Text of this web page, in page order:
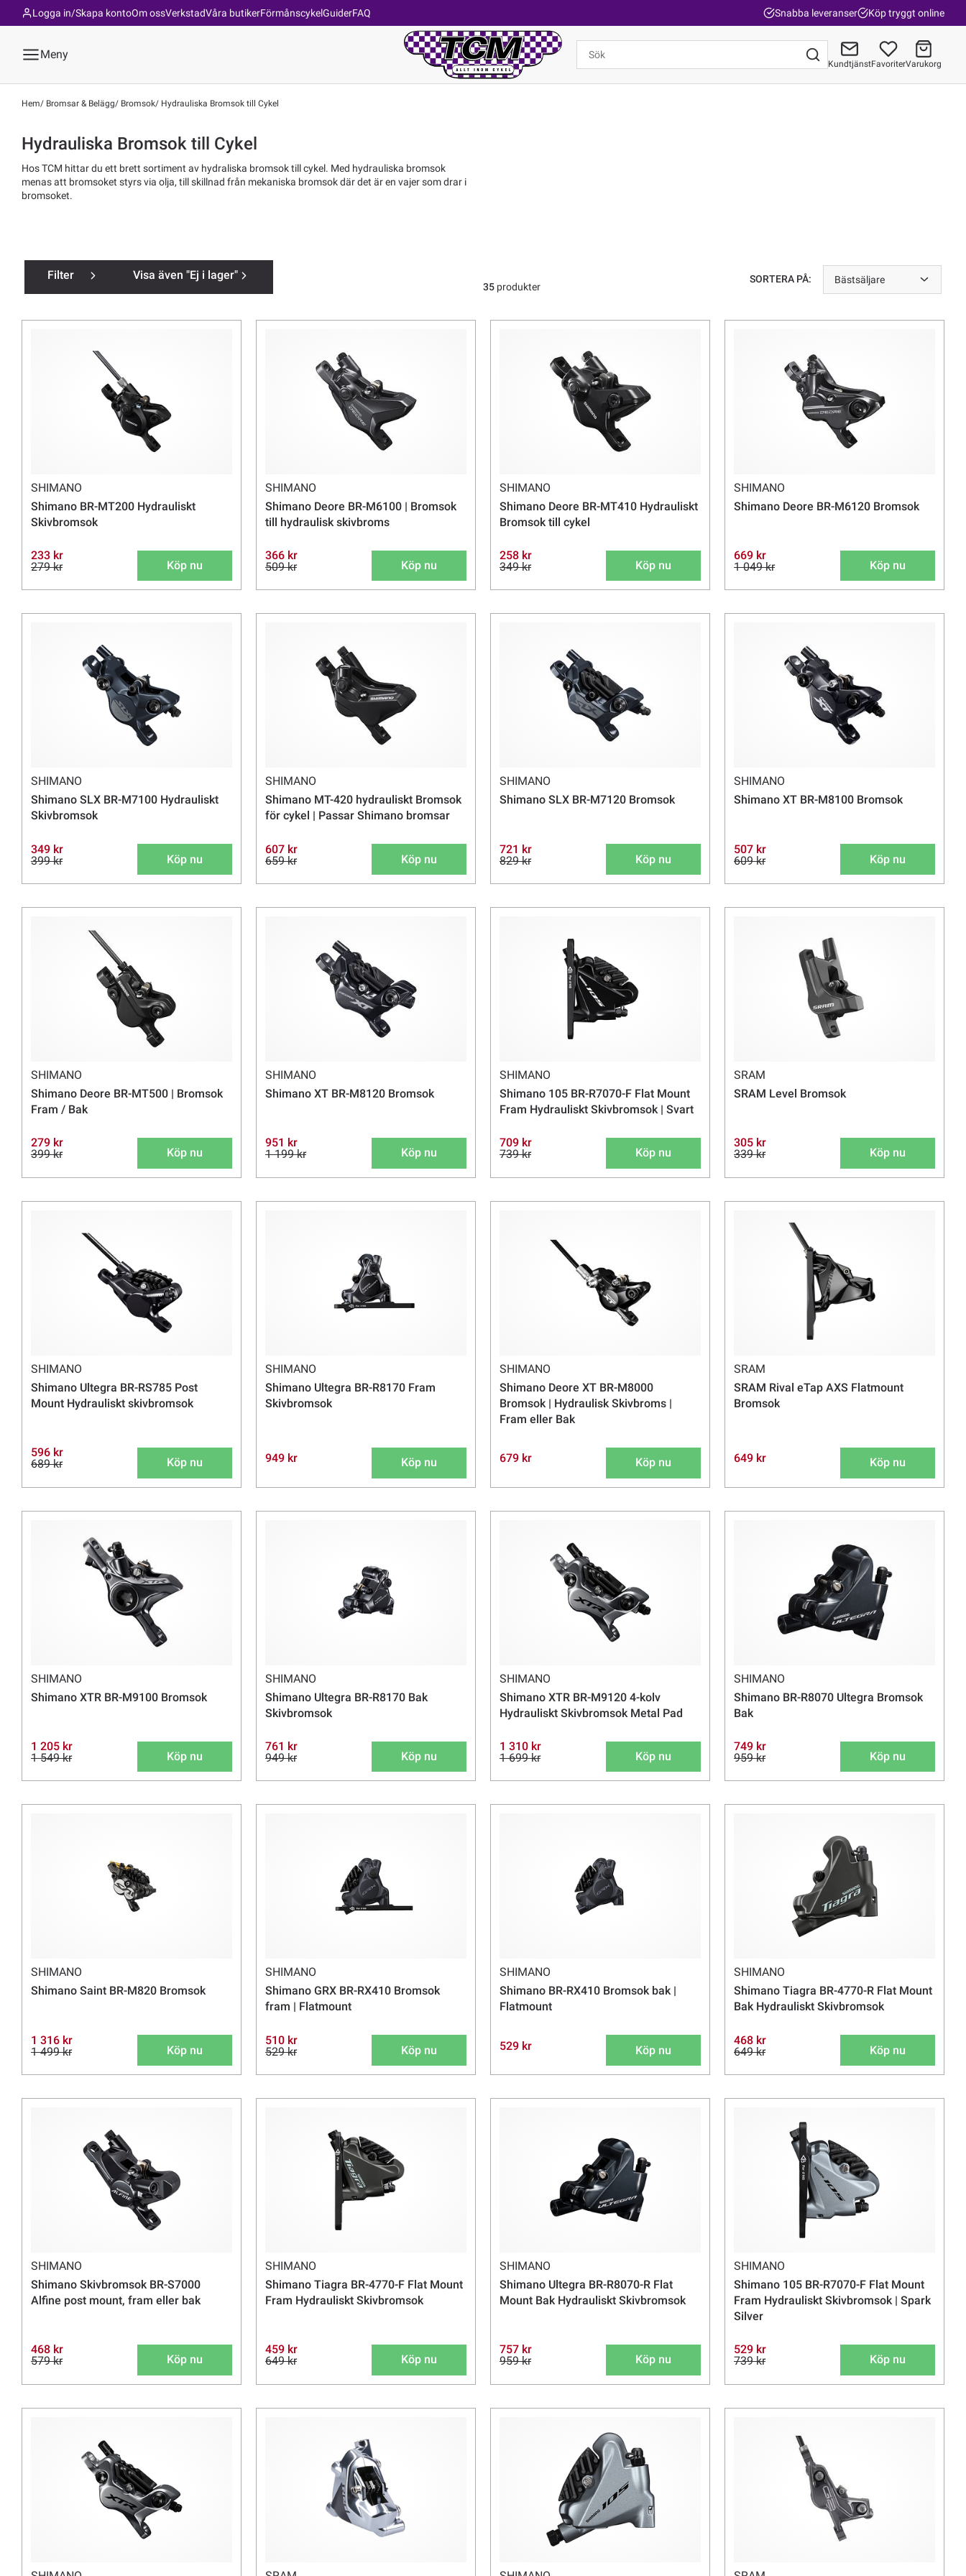
Om ossVerkstadVåra butikerFörmånscykelGuiderFAQ
Logga in/Skapa konto Snabba leveranser Köp tryggt online
Meny
KundtjänstFavoriterVarukorg
Hem Bromsar & Belägg Bromsok Hydrauliska Bromsok till Cykel
Hydrauliska Bromsok till Cykel
Hos TCM hittar du ett brett sortiment av hydraliska bromsok till cykel. Med hydrauliska bromsok
menas att bromsoket styrs via olja, till skillnad från mekaniska bromsok där det är en vajer som drar i
bromsoket.
Filter Visa även "Ej i lager" SORTERA PÅ: Bästsäljare
35produkter
SHIMANO
Shimano BR-MT200 Hydrauliskt
Skivbromsok
233 kr
279 kr
Köp nu
SHIMANO
Shimano Deore BR-M6100 | Bromsok
till hydraulisk skivbroms
366 kr
509 kr
Köp nu
SHIMANO
Shimano Deore BR-MT410 Hydrauliskt
Bromsok till cykel
258 kr
349 kr
Köp nu
SHIMANO
Shimano Deore BR-M6120 Bromsok
669 kr
1 049 kr
Köp nu
SHIMANO
Shimano SLX BR-M7100 Hydrauliskt
Skivbromsok
349 kr
399 kr
Köp nu
SHIMANO
Shimano MT-420 hydrauliskt Bromsok
för cykel | Passar Shimano bromsar
607 kr
659 kr
Köp nu
SHIMANO
Shimano SLX BR-M7120 Bromsok
721 kr
829 kr
Köp nu
SHIMANO
Shimano XT BR-M8100 Bromsok
507 kr
609 kr
Köp nu
SHIMANO
Shimano Deore BR-MT500 | Bromsok
Fram / Bak
279 kr
399 kr
Köp nu
SHIMANO
Shimano XT BR-M8120 Bromsok
951 kr
1 199 kr
Köp nu
SHIMANO
Shimano 105 BR-R7070-F Flat Mount
Fram Hydrauliskt Skivbromsok | Svart
709 kr
739 kr
Köp nu
SRAM
SRAM Level Bromsok
305 kr
339 kr
Köp nu
SHIMANO
Shimano Ultegra BR-RS785 Post
Mount Hydrauliskt skivbromsok
596 kr
689 kr
Köp nu
SHIMANO
Shimano Ultegra BR-R8170 Fram
Skivbromsok
949 kr Köp nu
SHIMANO
Shimano Deore XT BR-M8000
Bromsok | Hydraulisk Skivbroms |
Fram eller Bak
679 kr Köp nu
SRAM
SRAM Rival eTap AXS Flatmount
Bromsok
649 kr Köp nu
SHIMANO
Shimano XTR BR-M9100 Bromsok
1 205 kr
1 549 kr
Köp nu
SHIMANO
Shimano Ultegra BR-R8170 Bak
Skivbromsok
761 kr
949 kr
Köp nu
SHIMANO
Shimano XTR BR-M9120 4-kolv
Hydrauliskt Skivbromsok Metal Pad
1 310 kr
1 699 kr
Köp nu
SHIMANO
Shimano BR-R8070 Ultegra Bromsok
Bak
749 kr
959 kr
Köp nu
SHIMANO
Shimano Saint BR-M820 Bromsok
1 316 kr
1 499 kr
Köp nu
SHIMANO
Shimano GRX BR-RX410 Bromsok
fram | Flatmount
510 kr
529 kr
Köp nu
SHIMANO
Shimano BR-RX410 Bromsok bak |
Flatmount
529 kr Köp nu
SHIMANO
Shimano Tiagra BR-4770-R Flat Mount
Bak Hydrauliskt Skivbromsok
468 kr
649 kr
Köp nu
SHIMANO
Shimano Skivbromsok BR-S7000
Alfine post mount, fram eller bak
468 kr
579 kr
Köp nu
SHIMANO
Shimano Tiagra BR-4770-F Flat Mount
Fram Hydrauliskt Skivbromsok
459 kr
649 kr
Köp nu
SHIMANO
Shimano Ultegra BR-R8070-R Flat
Mount Bak Hydrauliskt Skivbromsok
757 kr
959 kr
Köp nu
SHIMANO
Shimano 105 BR-R7070-F Flat Mount
Fram Hydrauliskt Skivbromsok | Spark
Silver
529 kr
739 kr
Köp nu